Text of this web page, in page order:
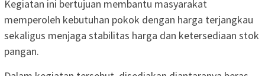
Kegiatan ini bertujuan membantu masyarakat
memperoleh kebutuhan pokok dengan harga terjangkau
sekaligus menjaga stabilitas harga dan ketersediaan stok
pangan.